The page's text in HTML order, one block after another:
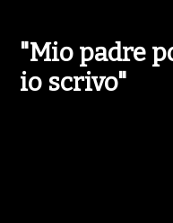
"Mio padre
io scrivo"